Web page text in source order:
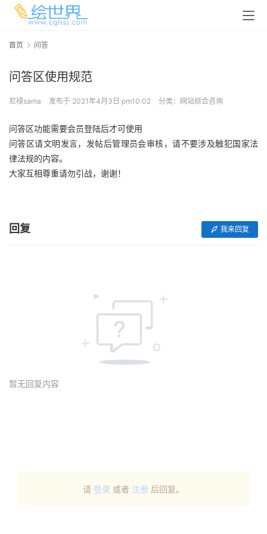
首页 问答
问答区使用规范
尼禄sama 发布于 2021年4月3日 pm10:02 分类： 网站综合咨询
问答区功能需要会员登陆后才可使用
问答区请文明发言，发帖后管理员会审核，请不要涉及触犯国家法
律法规的内容。
大家互相尊重请勿引战，谢谢！
回复 我来回复
暂无回复内容
请 登录 或者 注册 后回复。